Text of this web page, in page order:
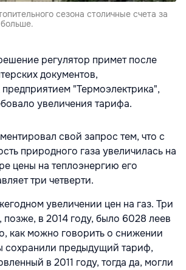
сезона столичные счета за
регулятор примет после
документов,
"Термоэлектрика",
увеличения тарифа.
свой запрос тем, что с
природного газа увеличилась на
цены на теплоэнергию его
три четверти.
увеличении цен на газ. Три
в 2014 году, было 6028 леев
как можно говорить о снижении
сохранили предыдущий тариф,
в 2011 году, тогда да, могли